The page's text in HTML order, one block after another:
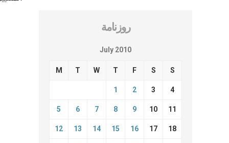
روزنامة
July 2010
M T W T F S S
1 2 3 4
5 6 7 8 9 10 11
12 13 14 15 16 17 18